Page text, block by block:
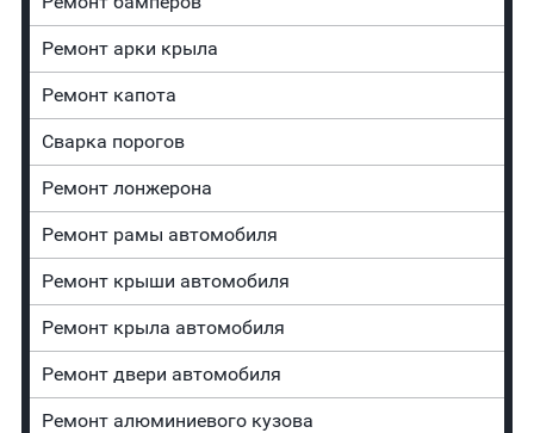
Ремонт арки крыла
Ремонт капота
Сварка порогов
Ремонт лонжерона
Ремонт рамы автомобиля
Ремонт крыши автомобиля
Ремонт крыла автомобиля
Ремонт двери автомобиля
Ремонт алюминиевого кузова